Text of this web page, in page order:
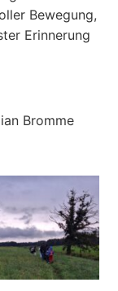
Bewegung,
Erinnerung
Bromme